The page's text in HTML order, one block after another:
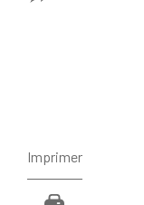
Imprimer